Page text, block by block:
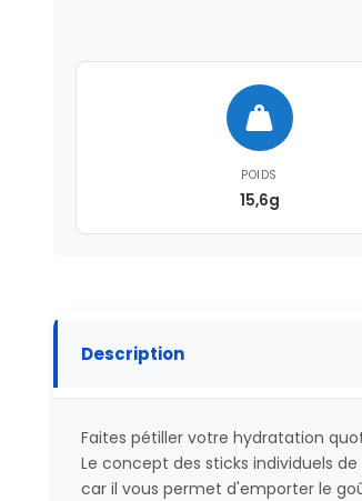
POIDS
15,6g
Description
Faites pétiller votre hydratation
Le concept des sticks individuels
car il vous permet d'emporter le